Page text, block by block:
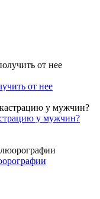
от нее
у мужчин?